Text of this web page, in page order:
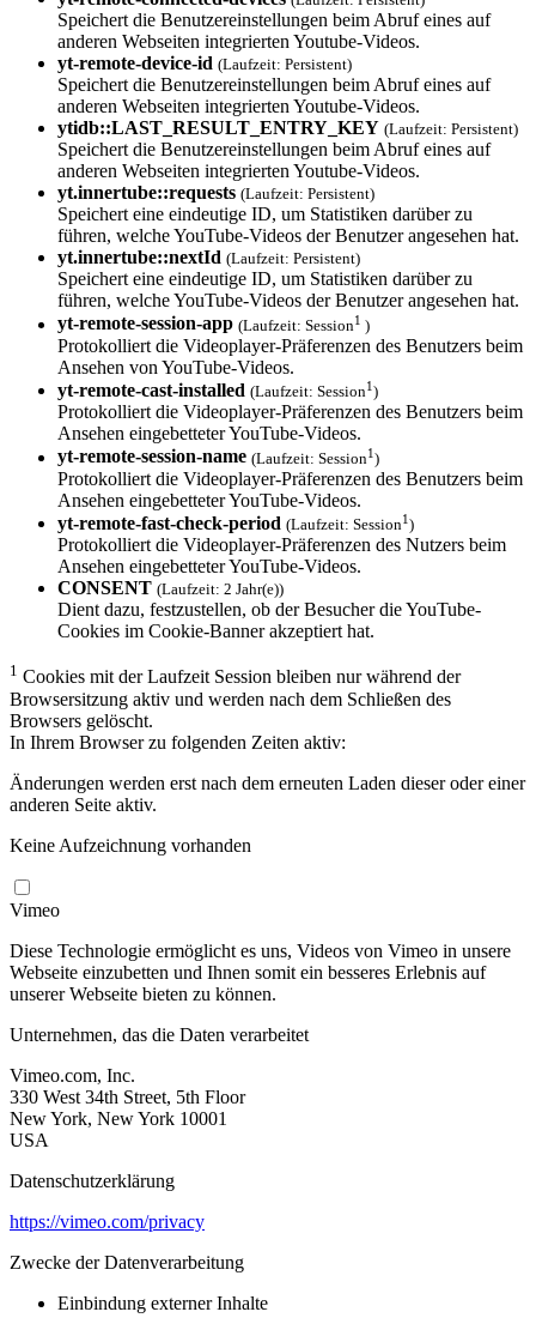
Speichert die Benutzereinstellungen beim Abruf eines auf
anderen Webseiten integrierten Youtube-Videos.
yt-remote-devic­e-id (Laufzeit: Persistent)
Speichert die Benutzereinstellungen beim Abruf eines auf
anderen Webseiten integrierten Youtube-Videos.
ytidb::LAST_RES­ULT_ENTRY_KEY (Laufzeit: Persistent)
Speichert die Benutzereinstellungen beim Abruf eines auf
anderen Webseiten integrierten Youtube-Videos.
yt.innertube::requests (Laufzeit: Persistent)
Speichert eine eindeutige ID, um Statistiken darüber zu
führen, welche YouTube-Videos der Benutzer angesehen hat.
yt.innertube::nextId (Laufzeit: Persistent)
Speichert eine eindeutige ID, um Statistiken darüber zu
führen, welche YouTube-Videos der Benutzer angesehen hat.
yt-remote-session-app (Laufzeit: Session1 )
Protokolliert die Videoplayer-Präferenzen des Benutzers beim
Ansehen von YouTube-Videos.
yt-remote-cast-installed (Laufzeit: Session1)
Protokolliert die Videoplayer-Präferenzen des Benutzers beim
Ansehen eingebetteter YouTube-Videos.
yt-remote-session-name (Laufzeit: Session1)
Protokolliert die Videoplayer-Präferenzen des Benutzers beim
Ansehen eingebetteter YouTube-Videos.
yt-remote-fast-check-period (Laufzeit: Session1)
Protokolliert die Videoplayer-Präferenzen des Nutzers beim
Ansehen eingebetteter YouTube-Videos.
CONSENT (Laufzeit: 2 Jahr(e))
Dient dazu, festzustellen, ob der Besucher die YouTube-
Cookies im Cookie-Banner akzeptiert hat.
1 Cookies mit der Laufzeit Session bleiben nur während der
Browsersitzung aktiv und werden nach dem Schließen des
Browsers gelöscht.
In Ihrem Browser zu folgenden Zeiten aktiv:
Änderungen werden erst nach dem erneuten Laden dieser oder einer
anderen Seite aktiv.
Keine Aufzeichnung vorhanden
Vimeo
Diese Technologie ermöglicht es uns, Videos von Vimeo in unsere
Webseite einzubetten und Ihnen somit ein besseres Erlebnis auf
unserer Webseite bieten zu können.
Unternehmen, das die Daten verarbeitet
Vimeo.com, Inc.
330 West 34th Street, 5th Floor
New York, New York 10001
USA
Datenschutzerklärung
https://vimeo.com/privacy
Zwecke der Datenverarbeitung
Einbindung externer Inhalte